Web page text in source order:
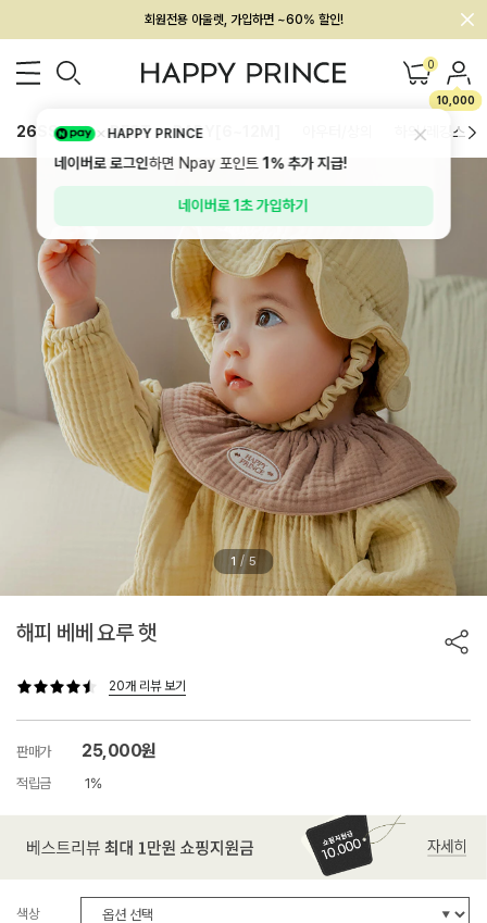
멤버십 최대 28,000원 혜택
0
10,000
26SS 신상 BEST BABY[6~12M] 하의/레깅스
1 / 5
해피 베베 요루 햇
20개 리뷰 보기
판매가 25,000원
적립금 1%
색상
HAPPY PRINCE
네이버로 로그인하면 Npay 포인트1%추가 지급!
네이버로 1초 가입하기